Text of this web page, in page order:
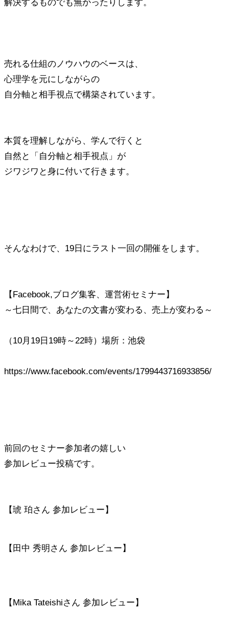
解決するものでも無かったりします。
売れる仕組のノウハウのベースは、
心理学を元にしながらの
自分軸と相手視点で構築されています。
本質を理解しながら、学んで行くと
自然と「自分軸と相手視点」が
ジワジワと身に付いて行きます。
そんなわけで、19日にラスト一回の開催をします。
【Facebook,ブログ集客、運営術セミナー】
～七日間で、あなたの文書が変わる、売上が変わる～
（10月19日19時～22時）場所：池袋
https://www.facebook.com/events/1799443716933856/
前回のセミナー参加者の嬉しい
参加レビュー投稿です。
【琥 珀さん 参加レビュー】
【田中 秀明さん 参加レビュー】
【Mika Tateishiさん 参加レビュー】